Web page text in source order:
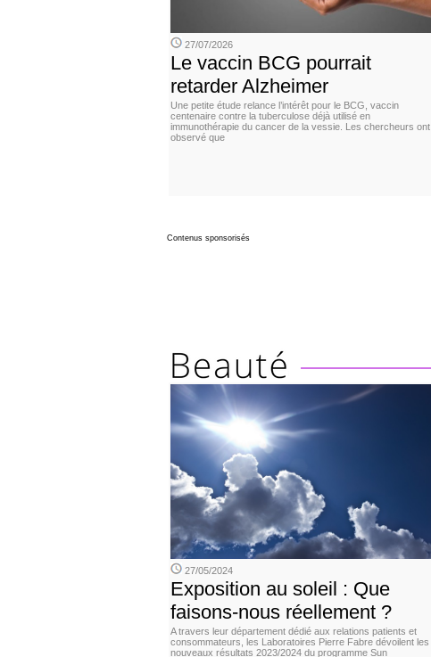
27/07/2026
Le vaccin BCG pourrait
retarder Alzheimer
Une petite étude relance l’intérêt pour le BCG, vaccin
centenaire contre la tuberculose déjà utilisé en
immunothérapie du cancer de la vessie. Les chercheurs ont
observé que
Contenus sponsorisés
27/05/2024
Exposition au soleil : Que
faisons-nous réellement ?
A travers leur département dédié aux relations patients et
consommateurs, les Laboratoires Pierre Fabre dévoilent les
nouveaux résultats 2023/2024 du programme Sun